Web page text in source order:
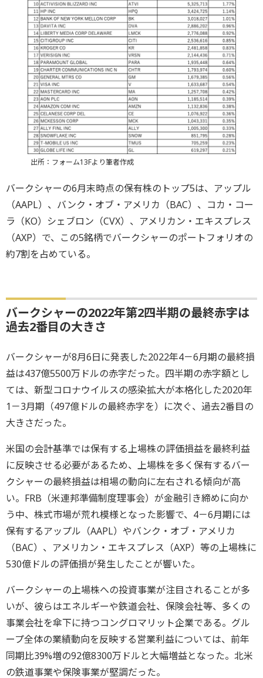
出所：フォーム13Fより筆者作成
バークシャーの6月末時点の保有株のトップ5は、アップル
（AAPL）、バンク・オブ・アメリカ（BAC）、コカ・コー
ラ（KO）シェブロン（CVX）、アメリカン・エキスプレス
（AXP）で、この5銘柄でバークシャーのポートフォリオの
約7割を占めている。
バークシャーの2022年第2四半期の最終赤字は
過去2番目の大きさ
バークシャーが8月6日に発表した2022年4－6月期の最終損
益は437億5500万ドルの赤字だった。四半期の赤字額とし
ては、新型コロナウイルスの感染拡大が本格化した2020年
1－3月期（497億ドルの最終赤字を）に次ぐ、過去2番目の
大きさだった。
米国の会計基準では保有する上場株の評価損益を最終利益
に反映させる必要があるため、上場株を多く保有するバー
クシャーの最終損益は相場の動向に左右される傾向が高
い。FRB（米連邦準備制度理事会）が金融引き締めに向か
う中、株式市場が荒れ模様となった影響で、4－6月期には
保有するアップル（AAPL）やバンク・オブ・アメリカ
（BAC）、アメリカン・エキスプレス（AXP）等の上場株に
530億ドルの評価損が発生したことが響いた。
バークシャーの上場株への投資事業が注目されることが多
いが、彼らはエネルギーや鉄道会社、保険会社等、多くの
事業会社を傘下に持つコングロマリット企業である。グル
ープ全体の業績動向を反映する営業利益については、前年
同期比39%増の92億8300万ドルと大幅増益となった。北米
の鉄道事業や保険事業が堅調だった。